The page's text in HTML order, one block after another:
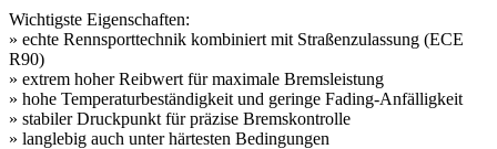
Wichtigste Eigenschaften:
» echte Rennsporttechnik kombiniert mit Straßenzulassung (ECE
R90)
» extrem hoher Reibwert für maximale Bremsleistung
» hohe Temperaturbeständigkeit und geringe Fading-Anfälligkeit
» stabiler Druckpunkt für präzise Bremskontrolle
» langlebig auch unter härtesten Bedingungen